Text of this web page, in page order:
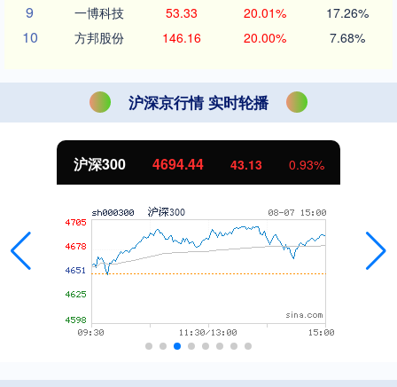
9 一博科技 53.33 20.01% 17.26%
10 方邦股份 146.16 20.00% 7.68%
沪深京行情 实时轮播
北证50 1134.24 11.37 1.01%